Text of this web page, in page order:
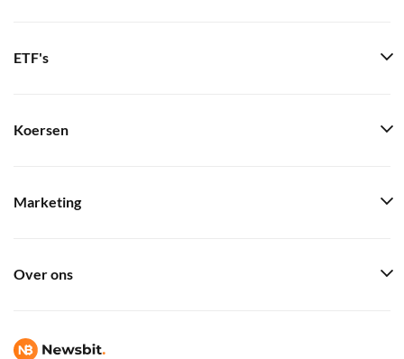
ETF's
Koersen
Marketing
Over ons